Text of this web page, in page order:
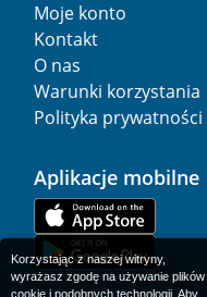
Moje konto
Kontakt
O nas
Warunki korzystania
Polityka prywatności
Aplikacje mobilne
Korzystając z naszej witryny,
wyrażasz zgodę na używanie plików
cookie i podobnych technologii. Aby